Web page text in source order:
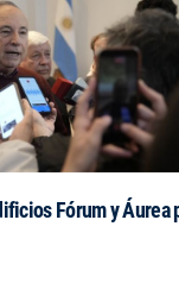
Fórum y